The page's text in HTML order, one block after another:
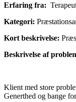
Erfaring fra:
Kategori:
Kort beskrivelse:
Beskrivelse af
Klient med store
Generthed og bange